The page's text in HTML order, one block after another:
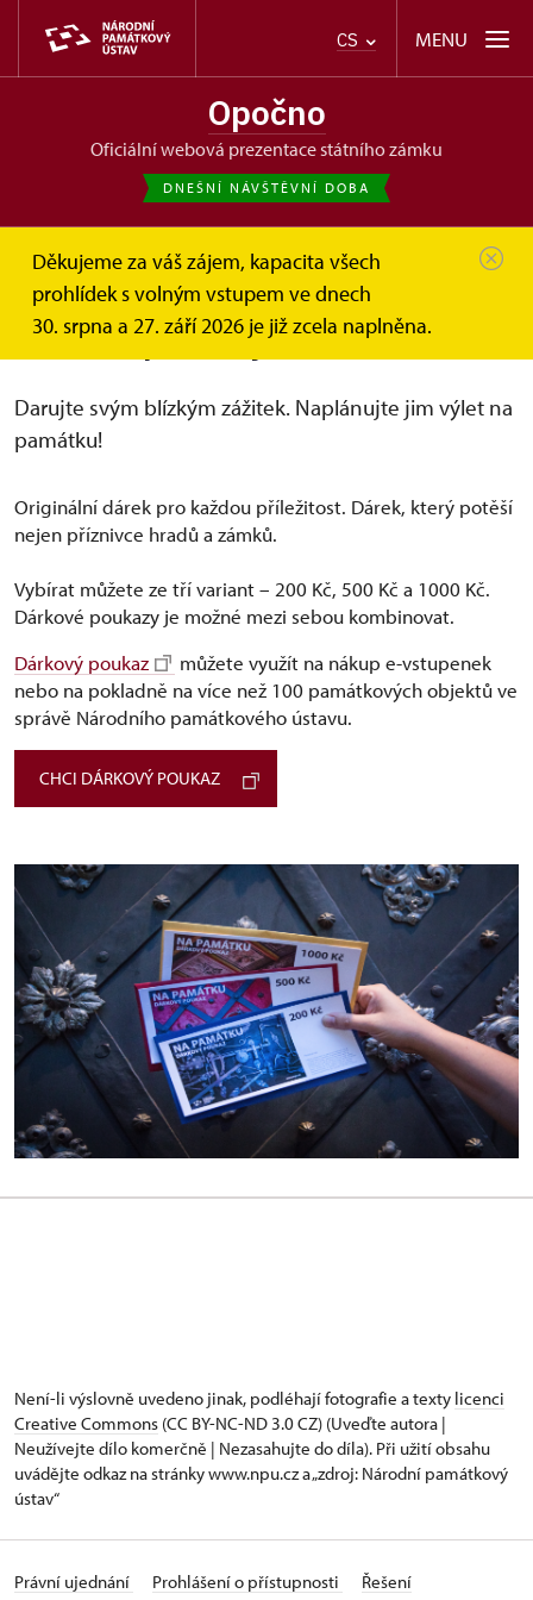
CS MENU
Opočno
oficiální webová prezentace státního zámku
DNEŠNÍ NÁVŠTĚVNÍ DOBA
Děkujeme za váš zájem, kapacita všech
prohlídek s volným vstupem ve dnech
30. srpna a 27. září 2026 je již zcela naplněna.
Opočno
Online vstupenky a dárkové poukazy
Dárkové poukazy
Dárkové poukazy
Darujte svým blízkým zážitek. Naplánujte jim výlet na
památku!
Originální dárek pro každou příležitost. Dárek, který potěší
nejen příznivce hradů a zámků.
Vybírat můžete ze tří variant –⁠ 200 Kč, 500 Kč a 1000 Kč.
Dárkové poukazy je možné mezi sebou kombinovat.
Dárkový poukaz
můžete využít na nákup e-vstupenek
nebo na pokladně na více než 100 památkových objektů ve
správě Národního památkového ústavu.
CHCI DÁRKOVÝ POUKAZ
Není-li výslovně uvedeno jinak, podléhají fotografie a texty licenci
Creative Commons (CC BY-NC-ND 3.0 CZ) (Uveďte autora |
Neužívejte dílo komerčně | Nezasahujte do díla). Při užití obsahu
uvádějte odkaz na stránky www.npu.cz a „zdroj: Národní památkový
ústav“
Právní ujednání Prohlášení o přístupnosti
Řešení